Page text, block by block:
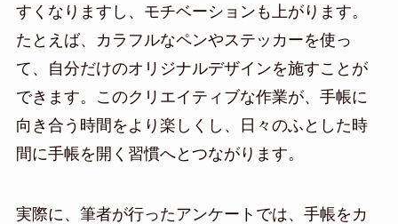
すくなりますし、モチベーションも上がります。
たとえば、カラフルなペンやステッカーを使っ
て、自分だけのオリジナルデザインを施すことが
できます。このクリエイティブな作業が、手帳に
向き合う時間をより楽しくし、日々のふとした時
間に手帳を開く習慣へとつながります。
実際に、筆者が行ったアンケートでは、手帳をカ